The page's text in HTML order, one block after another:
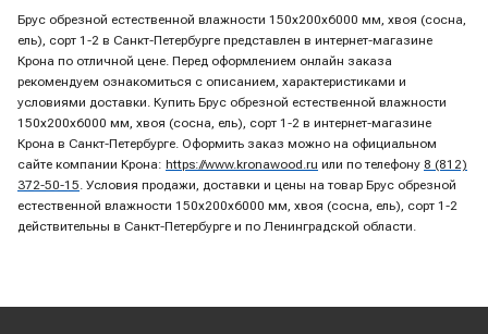
Брус обрезной естественной влажности 150х200х6000 мм, хвоя (сосна,
ель), сорт 1-2 в Санкт-Петербурге представлен в интернет-магазине
Крона по отличной цене. Перед оформлением онлайн заказа
рекомендуем ознакомиться с описанием, характеристиками и
условиями доставки. Купить Брус обрезной естественной влажности
150х200х6000 мм, хвоя (сосна, ель), сорт 1-2 в интернет-магазине
Крона в Санкт-Петербурге. Оформить заказ можно на официальном
сайте компании Крона: https://www.kronawood.ru или по телефону 8 (812)
372-50-15. Условия продажи, доставки и цены на товар Брус обрезной
естественной влажности 150х200х6000 мм, хвоя (сосна, ель), сорт 1-2
действительны в Санкт-Петербурге и по Ленинградской области.